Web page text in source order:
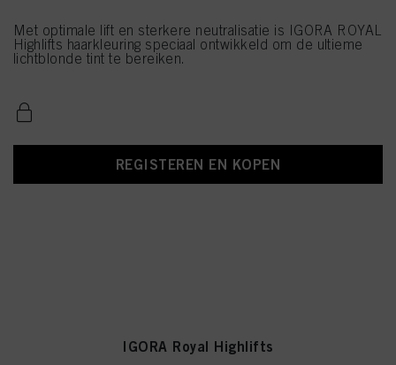
Met optimale lift en sterkere neutralisatie is IGORA ROYAL
Highlifts haarkleuring speciaal ontwikkeld om de ultieme
lichtblonde tint te bereiken.
REGISTEREN EN KOPEN
IGORA Royal Highlifts